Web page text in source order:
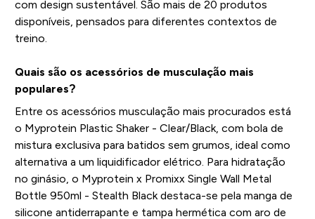
com design sustentável. São mais de 20 produtos
disponíveis, pensados para diferentes contextos de
treino.
Quais são os acessórios de musculação mais
populares?
Entre os acessórios musculação mais procurados está
o Myprotein Plastic Shaker - Clear/Black, com bola de
mistura exclusiva para batidos sem grumos, ideal como
alternativa a um liquidificador elétrico. Para hidratação
no ginásio, o Myprotein x Promixx Single Wall Metal
Bottle 950ml - Stealth Black destaca-se pela manga de
silicone antiderrapante e tampa hermética com aro de